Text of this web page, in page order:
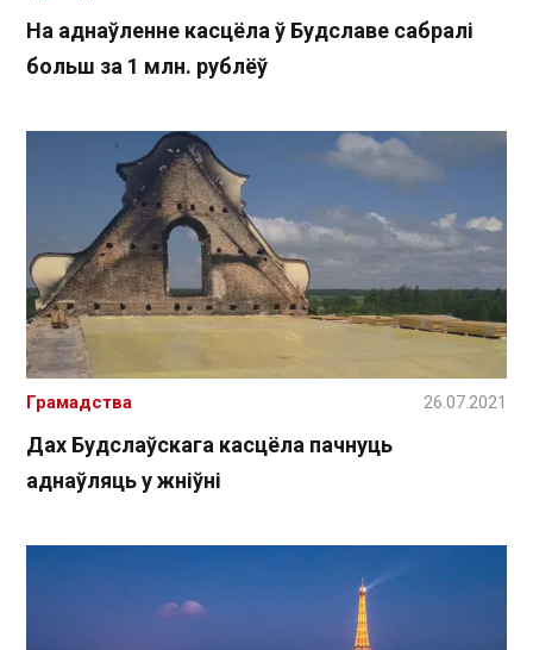
На аднаўленне касцёла ў Будславе сабралі
больш за 1 млн. рублёў
Дах Будслаўскага касцёла пачнуць
аднаўляць у жніўні
Грамадства 26.07.2021